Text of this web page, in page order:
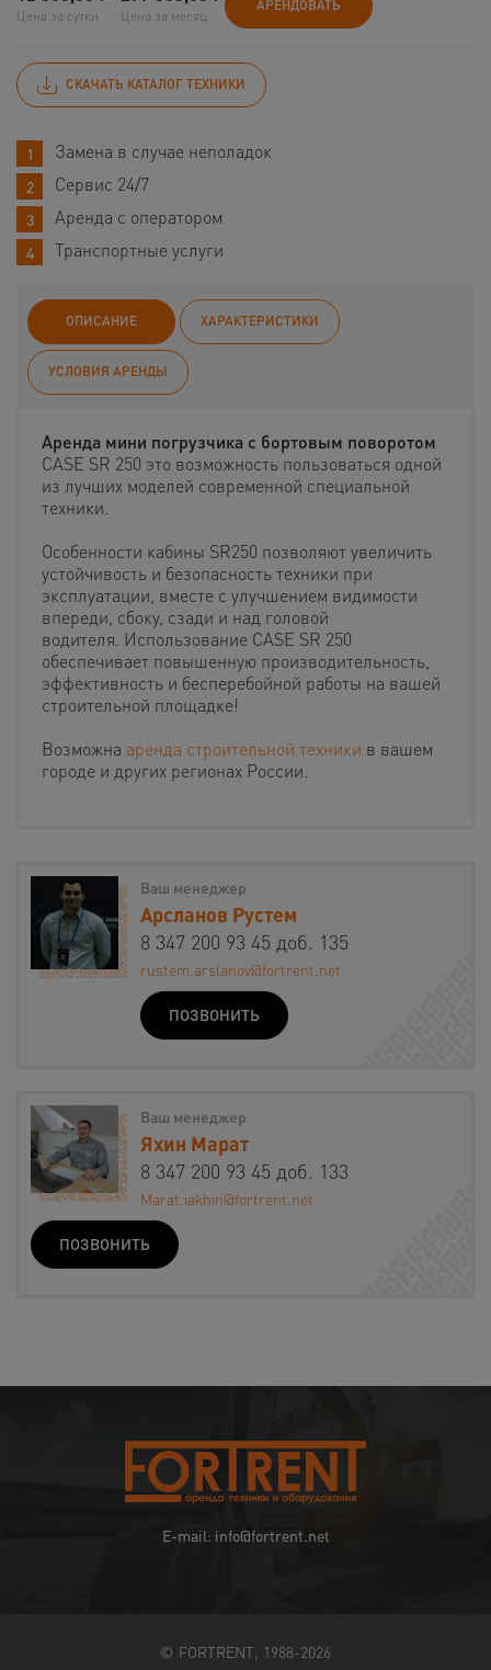
Цена за сутки Цена за месяц
АРЕНДОВАТЬ
СКАЧАТЬ КАТАЛОГ ТЕХНИКИ
Замена в случае неполадок
Сервис 24/7
Аренда с оператором
Транспортные услуги
ОПИСАНИЕ ХАРАКТЕРИСТИКИ
УСЛОВИЯ АРЕНДЫ
Аренда мини погрузчика с бортовым поворотом
CASE SR 250 это возможность пользоваться одной
из лучших моделей современной специальной
техники.
Особенности кабины SR250 позволяют увеличить
устойчивость и безопасность техники при
эксплуатации, вместе с улучшением видимости
впереди, сбоку, сзади и над головой
водителя. Использование CASE SR 250
обеспечивает повышенную производительность,
эффективность и бесперебойной работы на вашей
строительной площадке!
Возможна аренда строительной техники в вашем
городе и других регионах России.
Ваш менеджер
Арсланов Рустем
8 347 200 93 45 доб. 135
rustem.arslanov@fortrent.net
ПОЗВОНИТЬ
Ваш менеджер
Яхин Марат
8 347 200 93 45 доб. 133
Marat.iakhin@fortrent.net
ПОЗВОНИТЬ
E-mail: info@fortrent.net
© FORTRENT, 1988-2026